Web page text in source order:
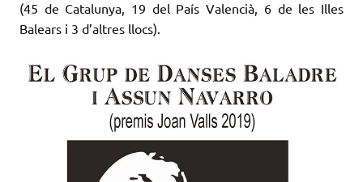
(45 de Catalunya, 19 del País Valencià, 6 de les Illes
Balears i 3 d’altres llocs).